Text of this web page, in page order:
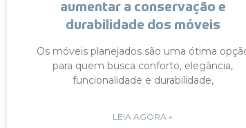
aumentar a conservação e
durabilidade dos móveis
Os móveis planejados são uma ótima
para quem busca conforto, elegância,
funcionalidade e durabilidade,
LEIA AGORA »